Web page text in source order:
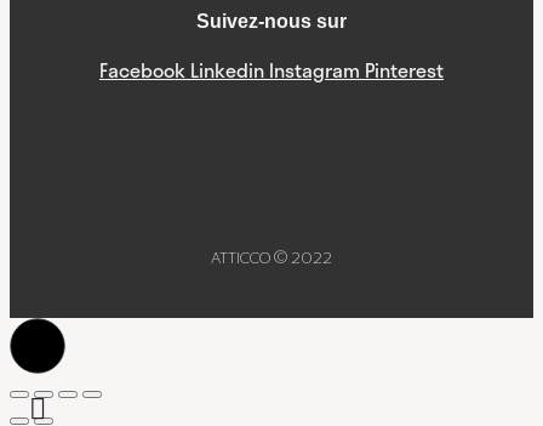
Suivez-nous sur
Facebook Linkedin Instagram Pinterest
ATTICCO © 2022